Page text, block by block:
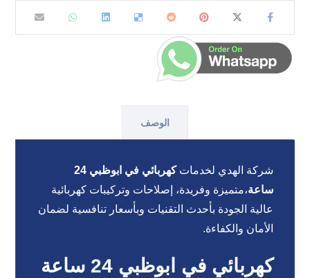
الوصف
شركة الهدي لخدمات
كهربائي في ابوظبي 24
ساعة،متميزة وفريدة، إصلاحات وتركيبات كهربائية
عالية الجودة بأحدث التقنيات وبأسعار تنافسية لضمان
الأمان والكفاءة.
كهربائي في ابوظبي 24 ساعة